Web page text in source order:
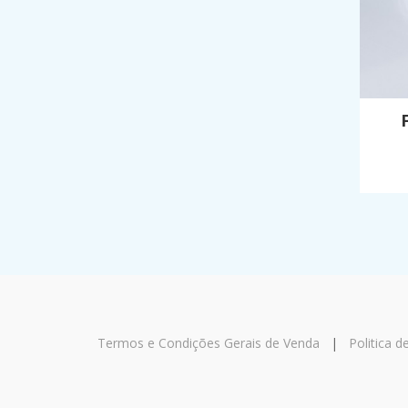
Termos e Condições Gerais de Venda | Politica